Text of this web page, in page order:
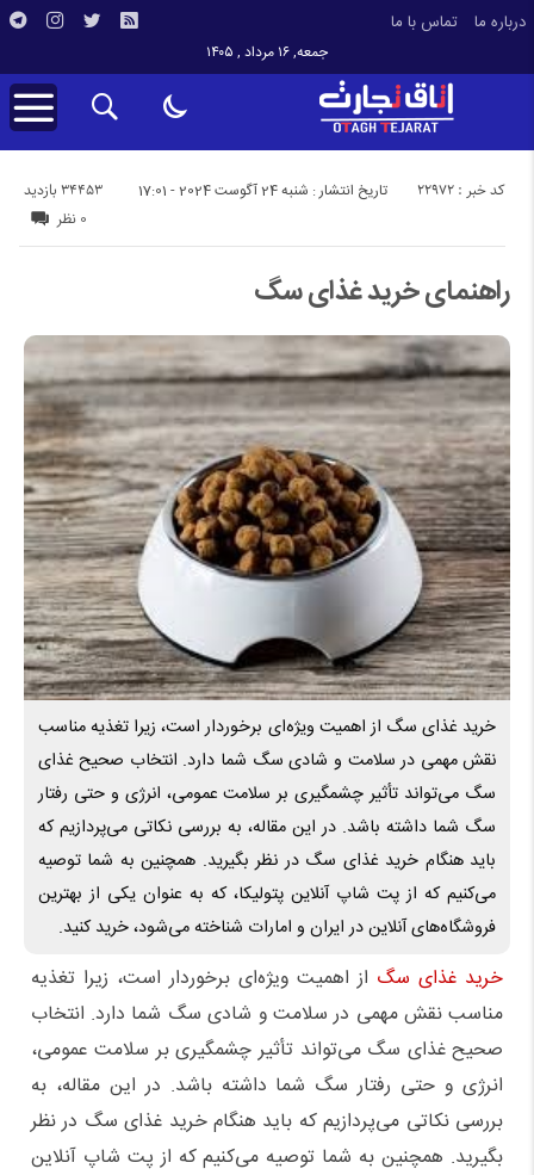
درباره ما تماس با ما
جمعه, ۱۶ مرداد , ۱۴۰۵
تاریخ انتشار : شنبه 24 آگوست 2024 - 17:01 34453 بازدید کد خبر : 22972
0 نظر
راهنمای خرید غذای سگ
خرید غذای سگ از اهمیت ویژه‌ای برخوردار است، زیرا تغذیه مناسب
نقش مهمی در سلامت و شادی سگ شما دارد. انتخاب صحیح غذای
سگ می‌تواند تأثیر چشمگیری بر سلامت عمومی، انرژی و حتی رفتار
سگ شما داشته باشد. در این مقاله، به بررسی نکاتی می‌پردازیم که
باید هنگام خرید غذای سگ در نظر بگیرید. همچنین به شما توصیه
می‌کنیم که از پت شاپ آنلاین پتولیکا، که به عنوان یکی از بهترین
فروشگاه‌های آنلاین در ایران و امارات شناخته می‌شود، خرید کنید.
خرید غذای سگ از اهمیت ویژه‌ای برخوردار است، زیرا تغذیه
مناسب نقش مهمی در سلامت و شادی سگ شما دارد. انتخاب
صحیح غذای سگ می‌تواند تأثیر چشمگیری بر سلامت عمومی،
انرژی و حتی رفتار سگ شما داشته باشد. در این مقاله، به
بررسی نکاتی می‌پردازیم که باید هنگام خرید غذای سگ در نظر
بگیرید. همچنین به شما توصیه می‌کنیم که از پت شاپ آنلاین